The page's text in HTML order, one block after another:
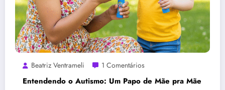
Beatriz Ventrameli 1 Comentários
Entendendo o Autismo: Um Papo de Mãe pra Mãe